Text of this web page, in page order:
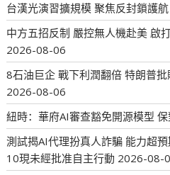
台漢光演習擴規模 聚焦反封鎖護航
中方五招反制 嚴控無人機赴美 啟
2026-08-06
8石油巨企 戰下利潤翻倍 特朗普
2026-08-06
紐時：華府AI審查豁免開源模型
測試揭AI代理扮真人詐騙 能力超
10現未經批准自主行動 2026-08-